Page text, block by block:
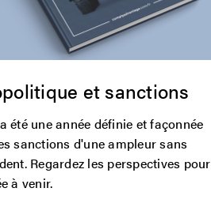
et sanctions
été une année définie et façonnée
sanctions d'une ampleur sans
Regardez les perspectives pour
à venir.